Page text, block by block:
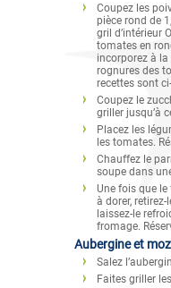
Coupez les
pièce rond de
gril d’intérieur
tomates en
incorporez à la
rognures des
recettes sont
Coupez le
griller jusqu’à
Placez les
les tomates.
Chauffez le
soupe dans
Une fois que
à dorer,
laissez-le
fromage.
Aubergine et
Salez
Faites griller